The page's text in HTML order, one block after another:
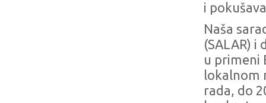
i
Naša
(SALAR)
u primeni
lokalnom
rada, do